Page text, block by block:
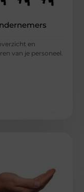
en
van je personeel.